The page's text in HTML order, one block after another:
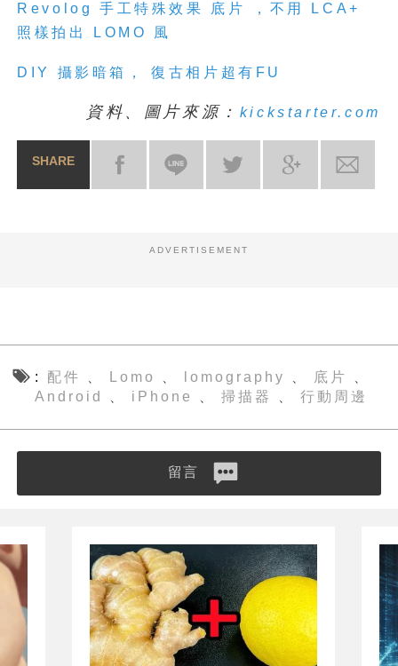
Revolog 手工特殊效果 底片 ，不用
LCA+
照樣拍出
LOMO 風
DIY 攝影暗箱， 復古相 片 超有 FU
資料、圖片來源： kickstarter.com
SHARE
ADVERTISEMENT
配件 Lomo lomography 底片
Android iPhone 掃描器 行動周邊
留言